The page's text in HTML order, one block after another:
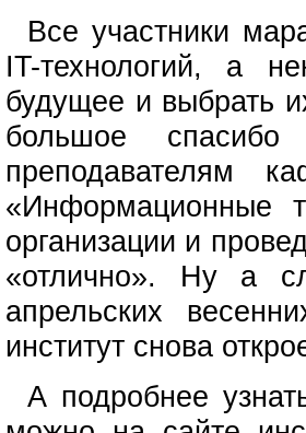
Все участники
IT-технологий, а
будущее и выбрать
большое
преподавателям
«Информационные
организации и
«отлично». Ну а
апрельских
институт снова
А подробнее